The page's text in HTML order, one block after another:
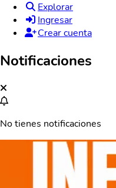
Explorar
Ingresar
Crear cuenta
Notificaciones
No tienes notificaciones